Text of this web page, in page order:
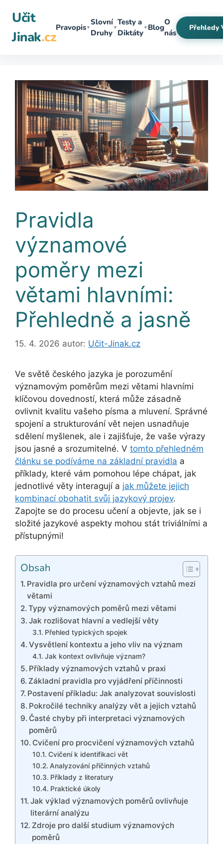
obsah
Učit
Jinak.cz
Pravopis▼
Slovní
Druhy
▼
Testy a
Diktáty
▼ Blog
O
nás
Přehledy
Pravidla
významové
poměry mezi
větami hlavními:
Přehledně a jasně
15. 4. 2026 autor: Učit-Jinak.cz
Ve světě českého jazyka je porozumění
významovým poměrům mezi větami hlavními
klíčovou dovedností, která může zásadně
ovlivnit kvalitu vašeho písma a mluvení. Správné
spojení a strukturování vět nejen usnadňuje
sdělení myšlenek, ale i zajišťuje, že vaše výrazy
jsou jasné a srozumitelné. V tomto přehledném
článku se podíváme na základní pravidla a
příklady, které vám pomohou lépe chápat, jak
jednotlivé věty interagují a jak můžete jejich
kombinací obohatit svůj jazykový projev.
Zapojte se do procesu učení a objevte, jak se i
složité jazykové aspekty mohou stát triviálními a
přístupnými!
Obsah
Pravidla pro určení významových vztahů mezi
větami
Typy významových poměrů mezi větami
Jak rozlišovat hlavní a vedlejší věty
Přehled typických spojek
Vysvětlení kontextu a jeho vliv na význam
Jak kontext ovlivňuje význam?
Příklady významových vztahů v praxi
Základní pravidla pro vyjádření příčinnosti
Postavení příkladu: Jak analyzovat souvislosti
Pokročilé techniky analýzy vět a jejich vztahů
Časté chyby při interpretaci významových
poměrů
Cvičení pro procvičení významových vztahů
Cvičení k identifikaci vět
Analyzování příčinných vztahů
Příklady z literatury
Praktické úkoly
Jak výklad významových poměrů ovlivňuje
literární analýzu
Zdroje pro další studium významových
poměrů